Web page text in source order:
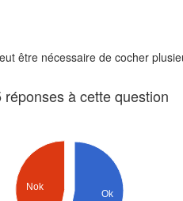
être nécessaire de cocher
à cette question
Nok
Ok